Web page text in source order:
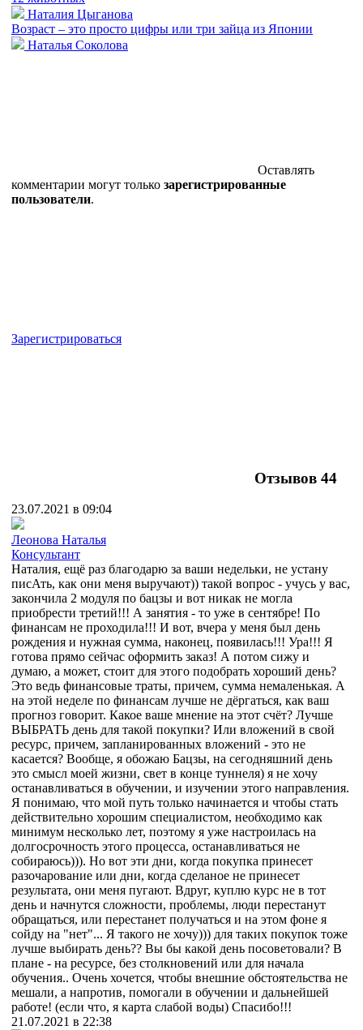
Наталия Цыганова
Возраст – это просто цифры или три зайца из Японии
Наталья Соколова
Оставлять
комментарии могут только зарегистрированные
пользователи.
Зарегистрироваться
Отзывов 44
23.07.2021 в 09:04
Леонова Наталья
Консультант
Наталия, ещё раз благодарю за ваши недельки, не устану
писАть, как они меня выручают)) такой вопрос - учусь у вас,
закончила 2 модуля по бацзы и вот никак не могла
приобрести третий!!! А занятия - то уже в сентябре! По
финансам не проходила!!! И вот, вчера у меня был день
рождения и нужная сумма, наконец, появилась!!! Ура!!! Я
готова прямо сейчас оформить заказ! А потом сижу и
думаю, а может, стоит для этого подобрать хороший день?
Это ведь финансовые траты, причем, сумма немаленькая. А
на этой неделе по финансам лучше не дёргаться, как ваш
прогноз говорит. Какое ваше мнение на этот счёт? Лучше
ВЫБРАТЬ день для такой покупки? Или вложений в свой
ресурс, причем, запланированных вложений - это не
касается? Вообще, я обожаю Бацзы, на сегодняшний день
это смысл моей жизни, свет в конце туннеля) я не хочу
останавливаться в обучении, и изучении этого направления.
Я понимаю, что мой путь только начинается и чтобы стать
действительно хорошим специалистом, необходимо как
минимум несколько лет, поэтому я уже настроилась на
долгосрочность этого процесса, останавливаться не
собираюсь))). Но вот эти дни, когда покупка принесет
разочарование или дни, когда сделаное не принесет
результата, они меня пугают. Вдруг, куплю курс не в тот
день и начнутся сложности, проблемы, люди перестанут
обращаться, или перестанет получаться и на этом фоне я
сойду на "нет"... Я такого не хочу))) для таких покупок тоже
лучше выбирать день?? Вы бы какой день посоветовали? В
плане - на ресурсе, без столкновений или для начала
обучения.. Очень хочется, чтобы внешние обстоятельства не
мешали, а напротив, помогали в обучении и дальнейшей
работе! (если что, я карта слабой воды) Спасибо!!!
21.07.2021 в 22:38